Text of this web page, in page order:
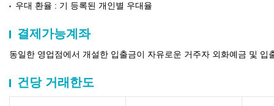
우대 환율 : 기 등록된 개인별 우대율
결제가능계좌
동일한 영업점에서 개설한 입출금이 자유로운 거주자 외화예금 및
건당 거래한도